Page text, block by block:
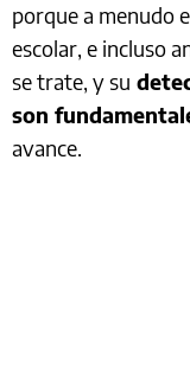
porque a menudo
escolar, e incluso
se trate, y su
son
avance.